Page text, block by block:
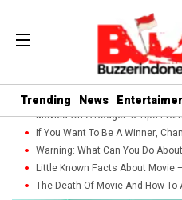
Trending News
Movies On A Budget: 5 Tips
If You Want To Be A Winner,
Warning: What Can You Do
Little Known Facts About Movie
The Death Of Movie And How To